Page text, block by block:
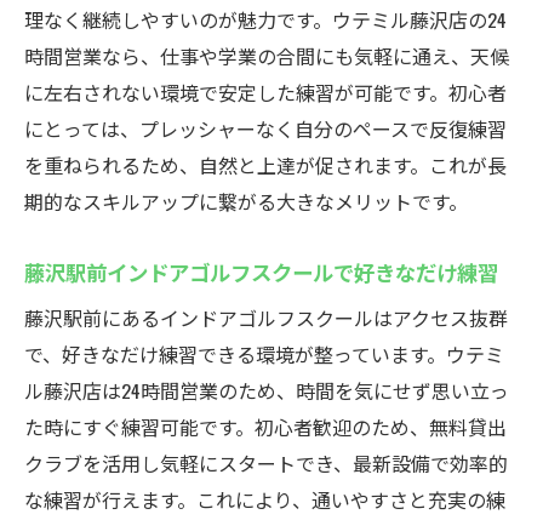
理なく継続しやすいのが魅力です。ウテミル藤沢店の24
時間営業なら、仕事や学業の合間にも気軽に通え、天候
に左右されない環境で安定した練習が可能です。初心者
にとっては、プレッシャーなく自分のペースで反復練習
を重ねられるため、自然と上達が促されます。これが長
期的なスキルアップに繋がる大きなメリットです。
藤沢駅前インドアゴルフスクールで好きなだけ練習
藤沢駅前にあるインドアゴルフスクールはアクセス抜群
で、好きなだけ練習できる環境が整っています。ウテミ
ル藤沢店は24時間営業のため、時間を気にせず思い立っ
た時にすぐ練習可能です。初心者歓迎のため、無料貸出
クラブを活用し気軽にスタートでき、最新設備で効率的
な練習が行えます。これにより、通いやすさと充実の練